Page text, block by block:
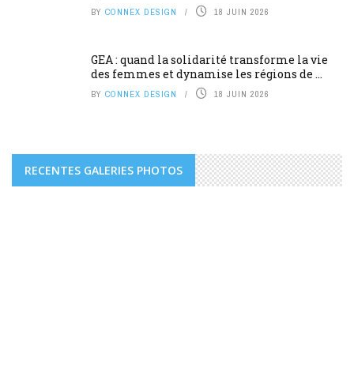
BY CONNEX DESIGN 18 JUIN 2026
GEA : quand la solidarité transforme la vie
des femmes et dynamise les régions de ...
BY CONNEX DESIGN 18 JUIN 2026
RECENTES GALERIES PHOTOS